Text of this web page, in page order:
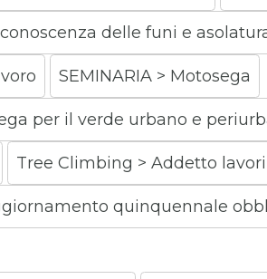
delle funi e
SEMINARIA > Motosega
per il verde urbano e
Tree Climbing > Addetto
quinquennale